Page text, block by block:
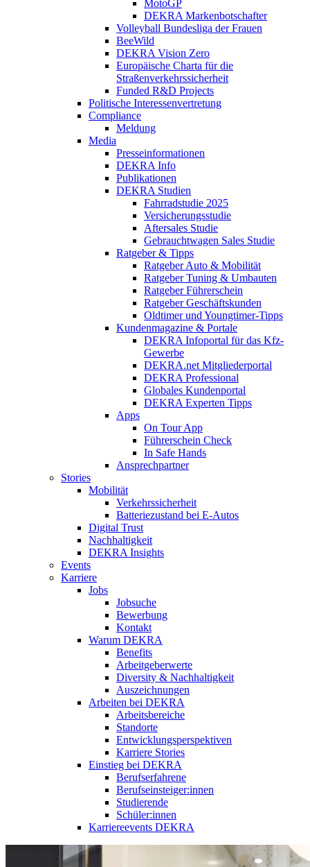
MotoGP
DEKRA Markenbotschafter
Volleyball Bundesliga der Frauen
BeeWild
DEKRA Vision Zero
Europäische Charta für die
Straßenverkehrssicherheit
Funded R&D Projects
Politische Interessenvertretung
Compliance
Meldung
Media
Presseinformationen
DEKRA Info
Publikationen
DEKRA Studien
Fahrradstudie 2025
Versicherungsstudie
Aftersales Studie
Gebrauchtwagen Sales Studie
Ratgeber & Tipps
Ratgeber Auto & Mobilität
Ratgeber Tuning & Umbauten
Ratgeber Führerschein
Ratgeber Geschäftskunden
Oldtimer und Youngtimer-Tipps
Kundenmagazine & Portale
DEKRA Infoportal für das Kfz-
Gewerbe
DEKRA.net Mitgliederportal
DEKRA Professional
Globales Kundenportal
DEKRA Experten Tipps
Apps
On Tour App
Führerschein Check
In Safe Hands
Ansprechpartner
Stories
Mobilität
Verkehrssicherheit
Batteriezustand bei E-Autos
Digital Trust
Nachhaltigkeit
DEKRA Insights
Events
Karriere
Jobs
Jobsuche
Bewerbung
Kontakt
Warum DEKRA
Benefits
Arbeitgeberwerte
Diversity & Nachhaltigkeit
Auszeichnungen
Arbeiten bei DEKRA
Arbeitsbereiche
Standorte
Entwicklungsperspektiven
Karriere Stories
Einstieg bei DEKRA
Berufserfahrene
Berufseinsteiger:innen
Studierende
Schüler:innen
Karriereevents DEKRA